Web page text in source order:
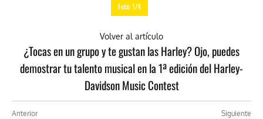
Foto: 1/4
Volver al artículo
¿Tocas en un grupo y te gustan las Harley? Ojo, puedes
demostrar tu talento musical en la 1ª edición del Harley-
Davidson Music Contest
Anterior Siguiente